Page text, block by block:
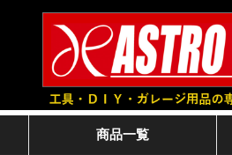
商品一覧